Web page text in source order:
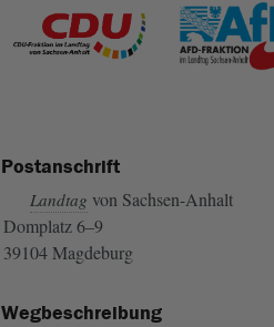
Postanschrift
Landtag von Sachsen-Anhalt
Domplatz 6–9
39104 Magdeburg
Wegbeschreibung